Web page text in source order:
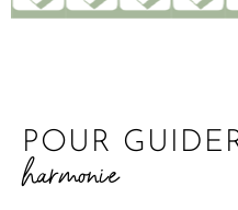
POUR
harmonie